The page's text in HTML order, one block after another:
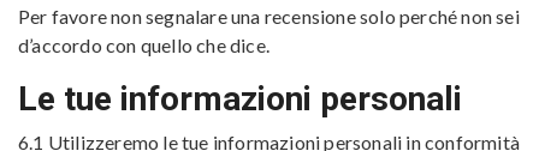
Per favore non segnalare una recensione solo perché non sei
d’accordo con quello che dice.
Le tue informazioni personali
6.1 Utilizzeremo le tue informazioni personali in conformità